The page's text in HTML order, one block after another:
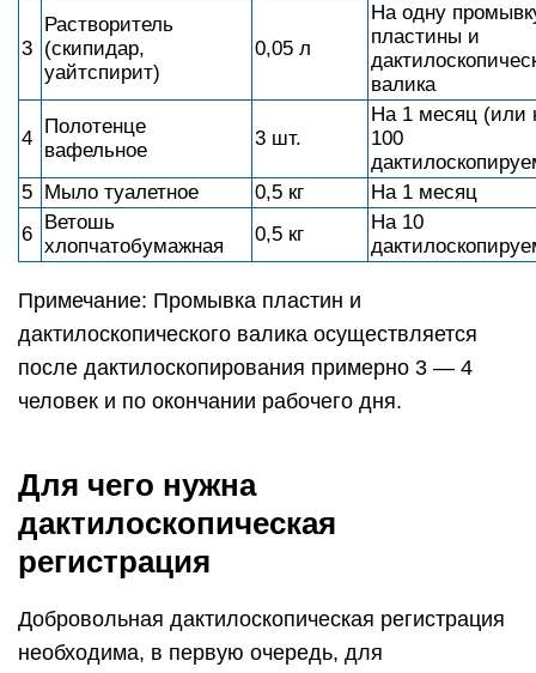
3
Растворитель
(скипидар,
уайтспирит)
0,05 л
На одну
пластины и
валика
4
Полотенце
вафельное
3 шт.
На 1 месяц (или
100
5 Мыло туалетное 0,5 кг
На 1 месяц
6
Ветошь
хлопчатобумажная
0,5 кг
На 10
Примечание: Промывка пластин и
дактилоскопического валика осуществляется
после дактилоскопирования примерно 3 — 4
человек и по окончании рабочего дня.
Для чего нужна
дактилоскопическая
регистрация
Добровольная дактилоскопическая регистрация
необходима, в первую очередь, для